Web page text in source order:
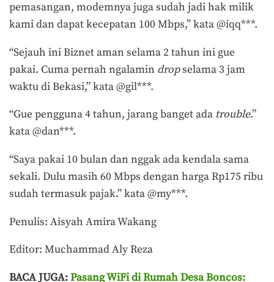
pemasangan, modemnya juga sudah jadi hak milik
kami dan dapat kecepatan 100 Mbps,” kata @iqq***.
“Sejauh ini Biznet aman selama 2 tahun ini gue
pakai. Cuma pernah ngalamin dropselama 3 jam
waktu di Bekasi,” kata @gil***.
“Gue pengguna 4 tahun, jarang banget ada trouble.”
kata @dan***.
“Saya pakai 10 bulan dan nggak ada kendala sama
sekali. Dulu masih 60 Mbps dengan harga Rp175 ribu
sudah termasuk pajak.” kata @my***.
Penulis: Aisyah Amira Wakang
Editor: Muchammad Aly Reza
BACA JUGA:Pasang WiFi di Rumah Desa Boncos: